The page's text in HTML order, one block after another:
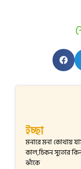
ইচ্ছা
মনারে মনা কোথায়
কাল,চিকন সুতোর
ঝাঁকে